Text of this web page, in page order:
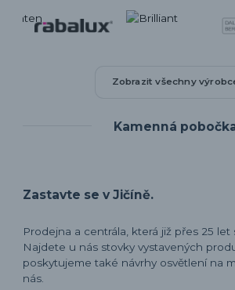
Zobrazit všechny
Kamenná
Zastavte se v Jičíně.
Prodejna a centrála, která již přes 25 let
Najdete u nás stovky vystavených
poskytujeme také návrhy osvětlení na
nás.